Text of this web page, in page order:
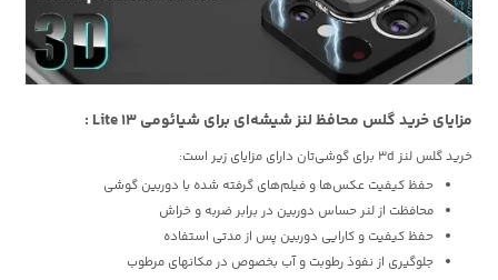
مزایای خرید گلس محافظ لنز شیشه‌ای برای شیائومی 13 Lite :
خرید گلس لنز 3d برای گوشی‌تان دارای مزایای زیر است:
حفظ کیفیت عکس‌ها و فیلم‌های گرفته شده با دوربین گوشی
محافظت از لنر حساس دوربین در برابر ضربه و خراش
حفظ کیفیت و کارایی دوربین پس از مدتی استفاده
جلوگیری از نفوذ رطوبت و آب بخصوص در مکانهای مرطوب